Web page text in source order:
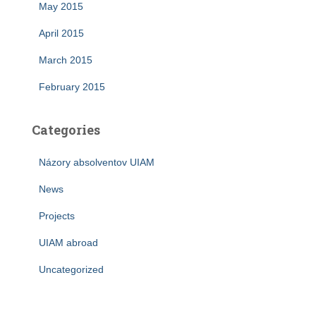
May 2015
April 2015
March 2015
February 2015
Categories
Názory absolventov UIAM
News
Projects
UIAM abroad
Uncategorized